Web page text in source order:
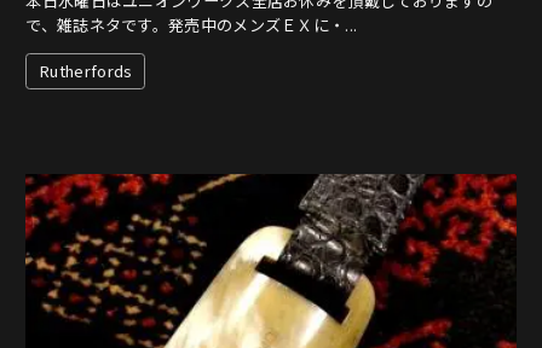
で、雑誌ネタです。発売中のメンズＥＸに・...
Rutherfords